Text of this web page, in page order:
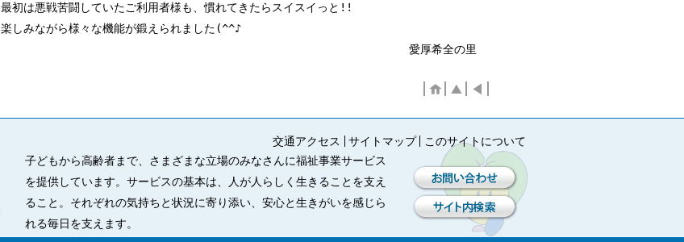
最初は悪戦苦闘していたご利用者様も、慣れてきたらスイスイっと!!
楽しみながら様々な機能が鍛えられました(^^♪
愛厚希全の里
交通アクセス サイトマップ
このサイトについて
子どもから高齢者まで、さまざまな立場のみなさんに福祉事業サービス
を提供しています。サービスの基本は、人が人らしく生きることを支え
ること。それぞれの気持ちと状況に寄り添い、安心と生きがいを感じら
れる毎日を支えます。